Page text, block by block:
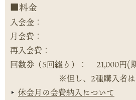
料金
入会金：
月会費：
再入会費：
回数券（5回綴り）：
21,000円(
※但し、2種購入者は
休会月の会費納入について